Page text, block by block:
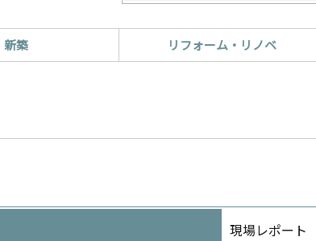
新築 リフォーム・リノベ
現場レポート